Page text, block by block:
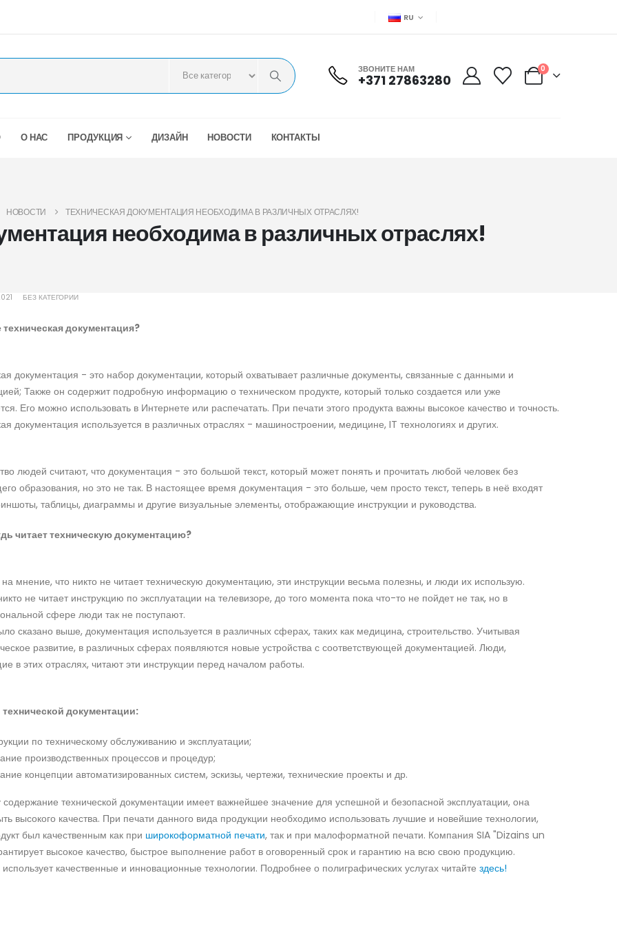
RU
ЗВОНИТЕ НАМ
+371 27863280
0
О НАС ПРОДУКЦИЯ ДИЗАЙН НОВОСТИ КОНТАКТЫ
НОВОСТИ ТЕХНИЧЕСКАЯ ДОКУМЕНТАЦИЯ НЕОБХОДИМА В РАЗЛИЧНЫХ ОТРАСЛЯХ!
необходима в различных отраслях!
БЕЗ КАТЕГОРИИ
техническая документация?
документация - это набор документации, который охватывает различные документы, связанные с данными и
Также он содержит подробную информацию о техническом продукте, который только создается или уже
Его можно использовать в Интернете или распечатать. При печати этого продукта важны высокое качество и точность.
документация используется в различных отраслях - машиностроении, медицине, IT технологиях и других.
людей считают, что документация - это большой текст, который может понять и прочитать любой человек без
образования, но это не так. В настоящее время документация - это больше, чем просто текст, теперь в неё входят
таблицы, диаграммы и другие визуальные элементы, отображающие инструкции и руководства.
читает техническую документацию?
мнение, что никто не читает техническую документацию, эти инструкции весьма полезны, и люди их использую.
не читает инструкцию по эксплуатации на телевизоре, до того момента пока что-то не пойдет не так, но в
сфере люди так не поступают.
сказано выше, документация используется в различных сферах, таких как медицина, строительство. Учитывая
развитие, в различных сферах появляются новые устройства с соответствующей документацией. Люди,
в этих отраслях, читают эти инструкции перед началом работы.
документации:
по техническому обслуживанию и эксплуатации;
производственных процессов и процедур;
концепции автоматизированных систем, эскизы, чертежи, технические проекты и др.
содержание технической документации имеет важнейшее значение для успешной и безопасной эксплуатации, она
высокого качества. При печати данного вида продукции необходимо использовать лучшие и новейшие технологии,
был качественным как при широкоформатной печати, так и при малоформатной печати. Компания SIA "Dizains un
высокое качество, быстрое выполнение работ в оговоренный срок и гарантию на всю свою продукцию.
качественные и инновационные технологии. Подробнее о полиграфических услугах читайте здесь!